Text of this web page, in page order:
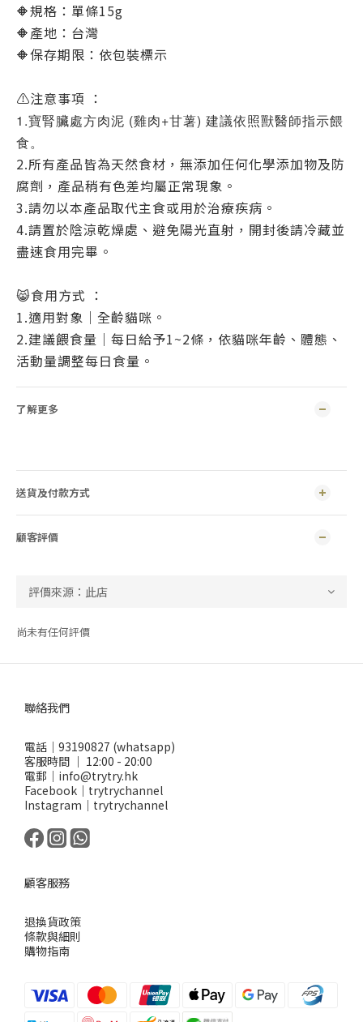
🔶規格：單條15g
🔶產地：台灣
🔶保存期限：依包裝標示
⚠️注意事項 ：
1.寶腎臟處方肉泥 (雞肉+甘薯) 建議依照獸醫師指示餵
食。
2.所有產品皆為天然食材，無添加任何化學添加物及防
腐劑，產品稍有色差均屬正常現象。
3.請勿以本產品取代主食或用於治療疾病。
4.請置於陰涼乾燥處、避免陽光直射，開封後請冷藏並
盡速食用完畢。
😸食用方式 ：
1.適用對象｜全齡貓咪。
2.建議餵食量｜每日給予1~2條，依貓咪年齡、體態、
活動量調整每日食量。
了解更多
送貨及付款方式
顧客評價
尚未有任何評價
聯絡我們
電話｜93190827 (whatsapp)
客服時間 ｜ 12:00 - 20:00
電郵｜info@trytry.hk
Facebook｜trytrychannel
Instagram｜trytrychannel
顧客服務
退換貨政策
條款與細則
購物指南